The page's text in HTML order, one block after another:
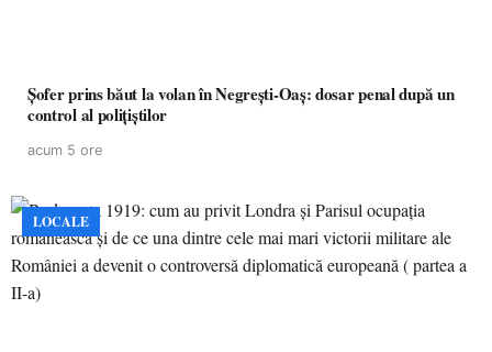
Șofer prins băut la volan în Negrești-Oaș: dosar penal după un
control al polițiștilor
acum 5 ore
LOCALE